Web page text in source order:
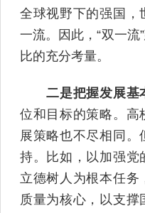
全球视野下的强国，
一流。因此，“双一
比的充分考量。
二是把握发展基
位和目标的策略。高
展策略也不尽相同。
持。比如，以加强党
立德树人为根本任务
质量为核心，以支撑